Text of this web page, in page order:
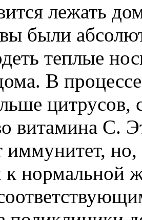
лежать
были
теплые
В
цитрусов,
витамина С.
иммунитет, но,
к нормальной